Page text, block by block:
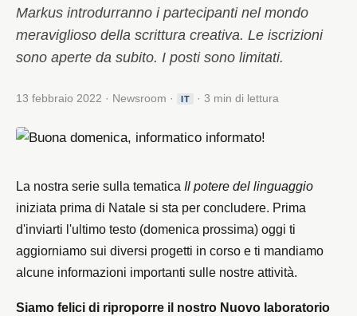
Markus introdurranno i partecipanti nel mondo
meraviglioso della scrittura creativa. Le iscrizioni
sono aperte da subito. I posti sono limitati.
13 febbraio 2022 · Newsroom · IT · 3 min di lettura
La nostra serie sulla tematica Il potere del linguaggio
iniziata prima di Natale si sta per concludere. Prima
d'inviarti l'ultimo testo (domenica prossima) oggi ti
aggiorniamo sui diversi progetti in corso e ti mandiamo
alcune informazioni importanti sulle nostre attività.
Siamo felici di riproporre il nostro Nuovo laboratorio